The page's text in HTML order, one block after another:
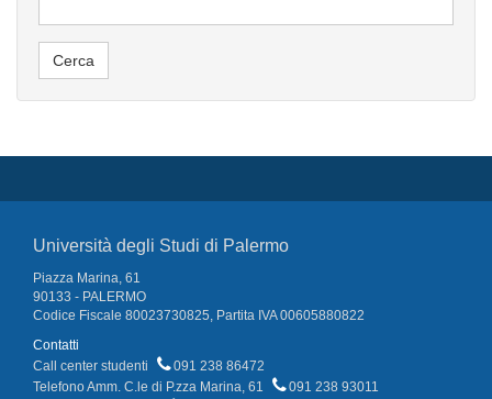
Università degli Studi di Palermo
Piazza Marina, 61
90133 - PALERMO
Codice Fiscale 80023730825, Partita IVA 00605880822
Contatti
Call center studenti
091 238 86472
Telefono Amm. C.le di P.zza Marina, 61
091 238 93011